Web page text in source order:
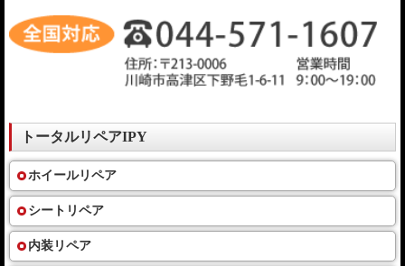
トータルリペアIPY
ホイールリペア
シートリペア
内装リペア